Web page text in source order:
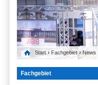
Start › Fachgebiet › News
Fachgebiet